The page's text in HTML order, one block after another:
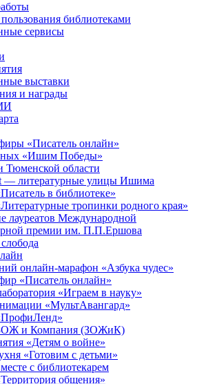
библиотеками
сервисы
выставки
и награды
«Писатель онлайн»
«Ишим Победы»
Тюменской области
— литературные улицы Ишима
в библиотеке»
тропинки родного края»
лауреатов Международной
премии им. П.П.Ершова
онлайн-марафон «Азбука чудес»
«Писатель онлайн»
«Играем в науку»
«МультАвангард»
и Компания (ЗОЖиК)
«Детям о войне»
«Готовим с детьми»
с библиотекарем
общения»